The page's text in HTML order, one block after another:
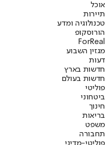
אוכל
תיירות
טכנולוגיה ומדע
הורוסקופ
ForReal
מגזין השבוע
דעות
חדשות בארץ
חדשות בעולם
פוליטי
ביטחוני
חינוך
בריאות
משפט
תחבורה